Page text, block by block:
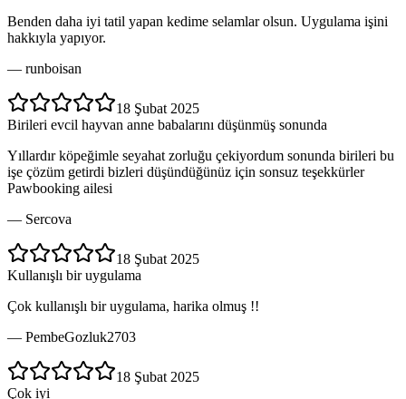
Benden daha iyi tatil yapan kedime selamlar olsun. Uygulama işini
hakkıyla yapıyor.
— runboisan
18 Şubat 2025
Birileri evcil hayvan anne babalarını düşünmüş sonunda
Yıllardır köpeğimle seyahat zorluğu çekiyordum sonunda birileri bu
işe çözüm getirdi bizleri düşündüğünüz için sonsuz teşekkürler
Pawbooking ailesi
— Sercova
18 Şubat 2025
Kullanışlı bir uygulama
Çok kullanışlı bir uygulama, harika olmuş !!
— PembeGozluk2703
18 Şubat 2025
Çok iyi